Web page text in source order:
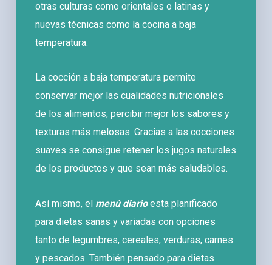
otras culturas como orientales o latinas y
nuevas técnicas como la cocina a baja
temperatura.
La cocción a baja temperatura permite
conservar mejor las cualidades nutricionales
de los alimentos, percibir mejor los sabores y
texturas más melosas. Gracias a las cocciones
suaves se consigue retener los jugos naturales
de los productos y que sean más saludables.
Así mismo, el menú diarioesta planificado
para dietas sanas y variadas con opciones
tanto de legumbres, cereales, verduras, carnes
y pescados. También pensado para dietas